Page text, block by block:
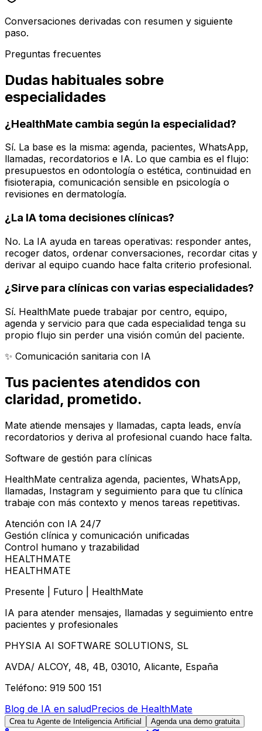
Conversaciones derivadas con resumen y siguiente
paso.
Preguntas frecuentes
Dudas habituales sobre
especialidades
¿HealthMate cambia según la especialidad?
Sí. La base es la misma: agenda, pacientes, WhatsApp,
llamadas, recordatorios e IA. Lo que cambia es el flujo:
presupuestos en odontología o estética, continuidad en
fisioterapia, comunicación sensible en psicología o
revisiones en dermatología.
¿La IA toma decisiones clínicas?
No. La IA ayuda en tareas operativas: responder antes,
recoger datos, ordenar conversaciones, recordar citas y
derivar al equipo cuando hace falta criterio profesional.
¿Sirve para clínicas con varias especialidades?
Sí. HealthMate puede trabajar por centro, equipo,
agenda y servicio para que cada especialidad tenga su
propio flujo sin perder una visión común del paciente.
✨ Comunicación sanitaria con IA
Tus pacientes atendidos con
claridad, prometido.
Mate atiende mensajes y llamadas, capta leads, envía
recordatorios y deriva al profesional cuando hace falta.
Software de gestión para clínicas
HealthMate centraliza agenda, pacientes, WhatsApp,
llamadas, Instagram y seguimiento para que tu clínica
trabaje con más contexto y menos tareas repetitivas.
Atención con IA 24/7
Gestión clínica y comunicación unificadas
Control humano y trazabilidad
HEALTHMATE
HEALTHMATE
Presente | Futuro | HealthMate
IA para atender mensajes, llamadas y seguimiento entre
pacientes y profesionales
PHYSIA AI SOFTWARE SOLUTIONS, SL
AVDA/ ALCOY, 48, 4B, 03010, Alicante, España
Teléfono: 919 500 151
Blog de IA en saludPrecios de HealthMate
Crea tu Agente de Inteligencia Artificial Agenda una demo gratuita